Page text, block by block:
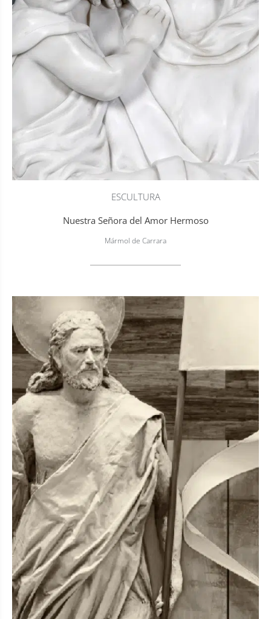
ESCULTURA
Nuestra Señora del Amor Hermoso
Mármol de Carrara